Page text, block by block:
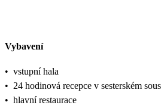
Vybavení
• vstupní hala
• 24 hodinová recepce v sesterském
• hlavní restaurace